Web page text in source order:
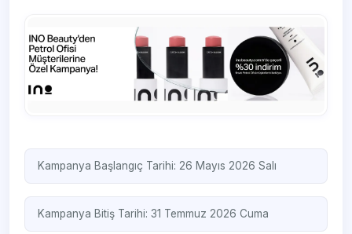
Kampanya Başlangıç Tarihi: 26 Mayıs 2026 Salı
Kampanya Bitiş Tarihi: 31 Temmuz 2026 Cuma